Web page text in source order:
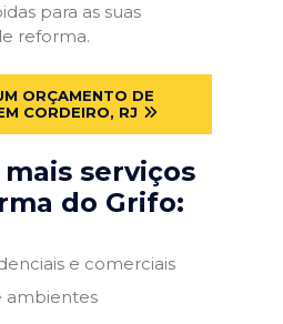
para as suas
reforma.
ORÇAMENTO DE
CORDEIRO, RJ
serviços
do Grifo:
e comerciais
ambientes